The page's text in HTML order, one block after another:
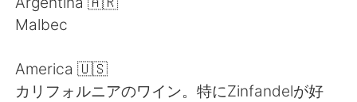
Malbec
America 🇺🇸
カリフォルニアのワイン。特にZinfandelが好